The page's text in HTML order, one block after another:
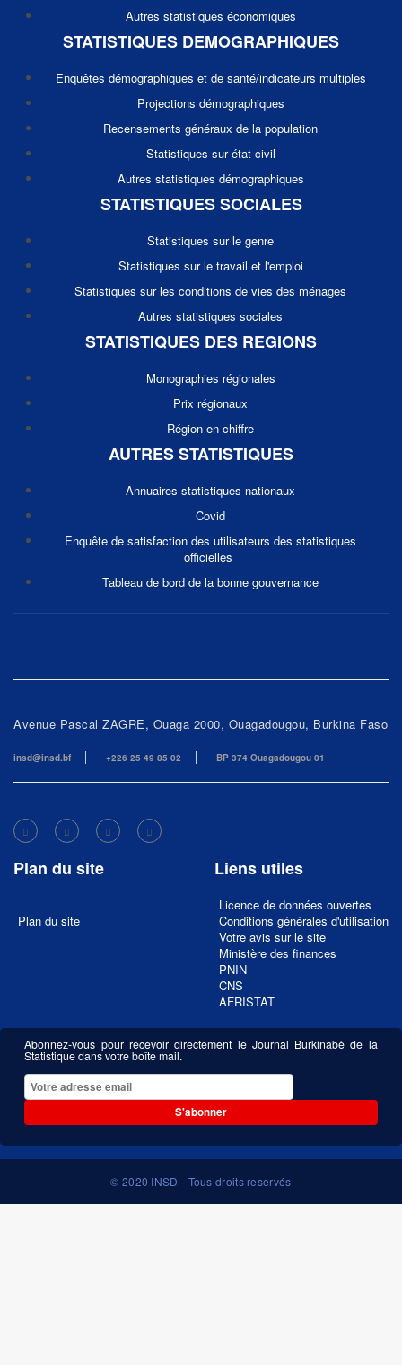
Autres statistiques économiques
STATISTIQUES DEMOGRAPHIQUES
Enquêtes démographiques et de santé/indicateurs multiples
Projections démographiques
Recensements généraux de la population
Statistiques sur état civil
Autres statistiques démographiques
STATISTIQUES SOCIALES
Statistiques sur le genre
Statistiques sur le travail et l'emploi
Statistiques sur les conditions de vies des ménages
Autres statistiques sociales
STATISTIQUES DES REGIONS
Monographies régionales
Prix régionaux
Région en chiffre
AUTRES STATISTIQUES
Annuaires statistiques nationaux
Covid
Enquête de satisfaction des utilisateurs des statistiques
officielles
Tableau de bord de la bonne gouvernance
Avenue Pascal ZAGRE, Ouaga 2000, Ouagadougou, Burkina Faso
insd@insd.bf +226 25 49 85 02 BP 374 Ouagadougou 01
Plan du site
Plan du site
Liens utiles
Licence de données ouvertes
Conditions générales d'utilisation
Votre avis sur le site
Ministère des finances
PNIN
CNS
AFRISTAT
Abonnez-vous pour recevoir directement le Journal Burkinabè de la
Statistique dans votre boîte mail.
S'abonner
© 2020 INSD - Tous droits reservés